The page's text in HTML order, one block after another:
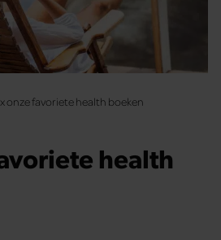
onze favoriete health boeken
health